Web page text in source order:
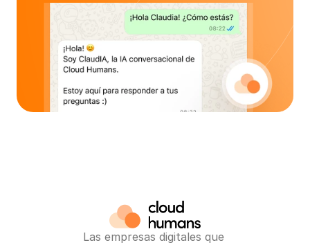
Las empresas digitales que